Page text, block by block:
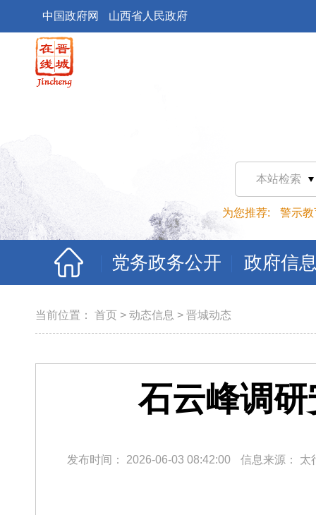
中国政府网 山西省人民政府
本站检索
为您推荐: 警示教
党务政务公开 政府信
当前位置： 首页 > 动态信息 > 晋城动态
石云峰调
发布时间： 2026-06-03 08:42:00 信息来源： 太